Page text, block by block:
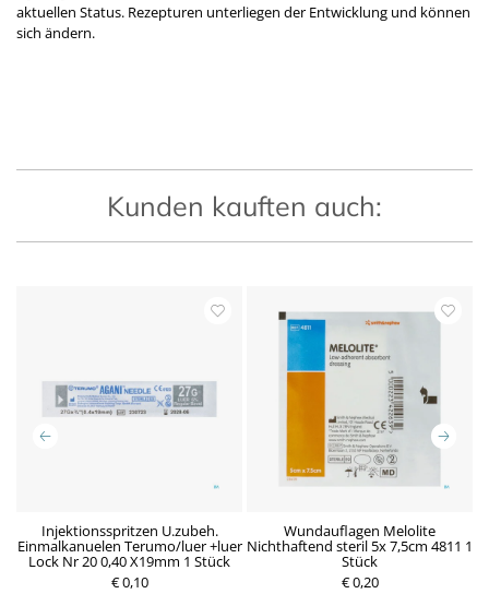
aktuellen Status. Rezepturen unterliegen der Entwicklung und können
sich ändern.
Kunden kauften auch:
Injektionsspritzen U.zubeh.
Einmalkanuelen Terumo/luer +luer
Lock Nr 20 0,40 X19mm 1 Stück
€ 0,10
Wundauflagen Melolite
Nichthaftend steril 5x 7,5cm 4811 1
Stück
€ 0,20